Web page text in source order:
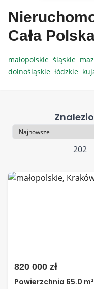
Cała
małopolskie śląskie
dolnośląskie łódzkie
Sortowanie
202
820 000 zł
Powierzchnia 65.0